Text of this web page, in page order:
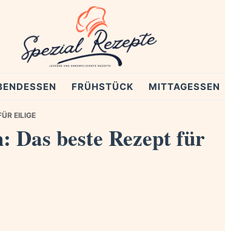
FRÜHSTÜCK MITTAGESSEN
EILIGE
Das beste Rezept für